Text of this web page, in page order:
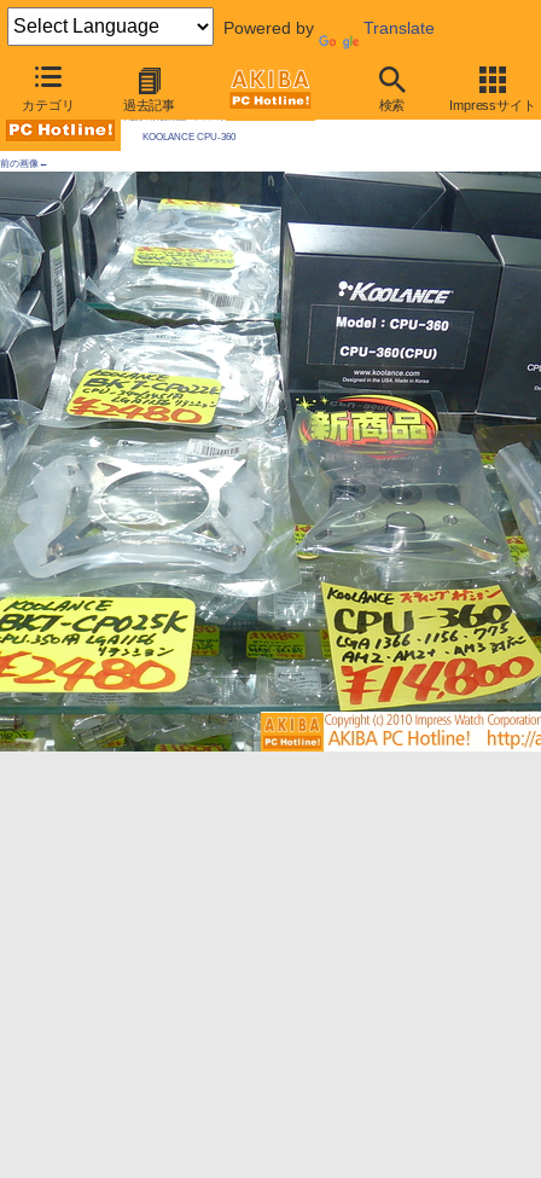
Powered by Translate
カテゴリ 過去記事 検索 Impressサイト
AKIBA PC Hotline! 2010年2月27日号
KOOLANCE CPU-360
前の画像←